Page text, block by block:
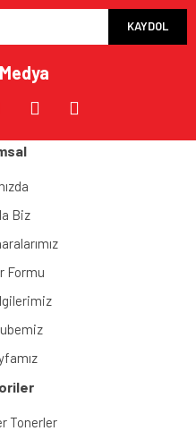
KAYDOL
Biz
Formu
Tonerler